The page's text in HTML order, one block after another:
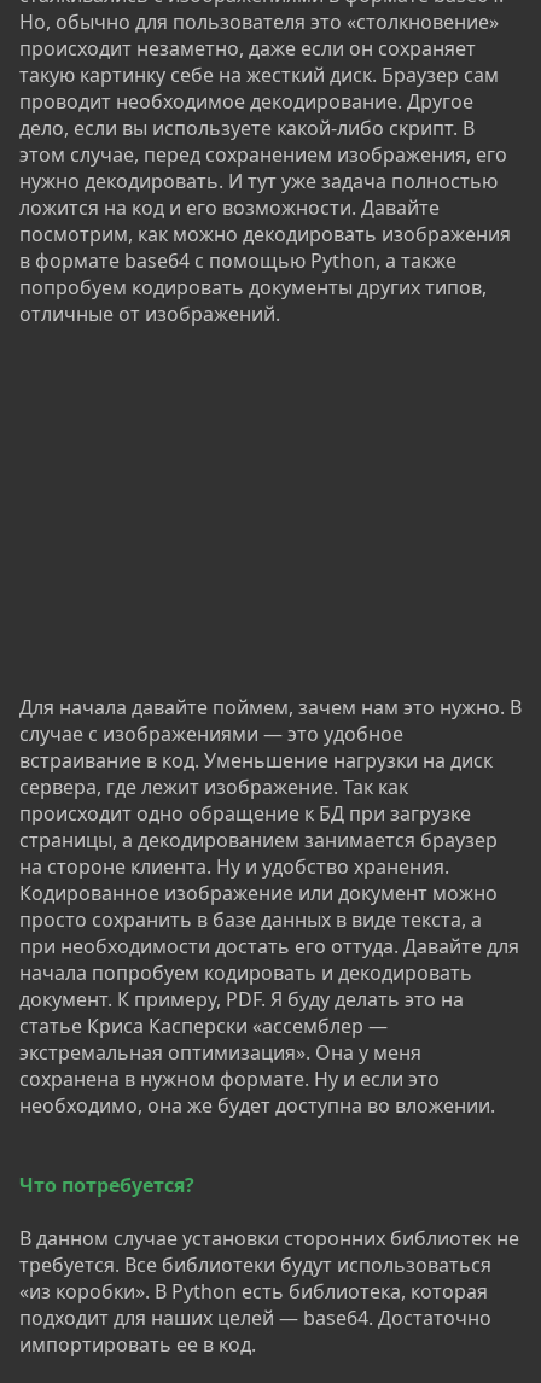
Но, обычно для пользователя это «столкновение»
происходит незаметно, даже если он сохраняет
такую картинку себе на жесткий диск. Браузер сам
проводит необходимое декодирование. Другое
дело, если вы используете какой-либо скрипт. В
этом случае, перед сохранением изображения, его
нужно декодировать. И тут уже задача полностью
ложится на код и его возможности. Давайте
посмотрим, как можно декодировать изображения
в формате base64 с помощью Python, а также
попробуем кодировать документы других типов,
отличные от изображений.
Для начала давайте поймем, зачем нам это нужно. В
случае с изображениями — это удобное
встраивание в код. Уменьшение нагрузки на диск
сервера, где лежит изображение. Так как
происходит одно обращение к БД при загрузке
страницы, а декодированием занимается браузер
на стороне клиента. Ну и удобство хранения.
Кодированное изображение или документ можно
просто сохранить в базе данных в виде текста, а
при необходимости достать его оттуда. Давайте для
начала попробуем кодировать и декодировать
документ. К примеру, PDF. Я буду делать это на
статье Криса Касперски «ассемблер —
экстремальная оптимизация». Она у меня
сохранена в нужном формате. Ну и если это
необходимо, она же будет доступна во вложении.
Что потребуется?
В данном случае установки сторонних библиотек не
требуется. Все библиотеки будут использоваться
«из коробки». В Python есть библиотека, которая
подходит для наших целей — base64. Достаточно
импортировать ее в код.